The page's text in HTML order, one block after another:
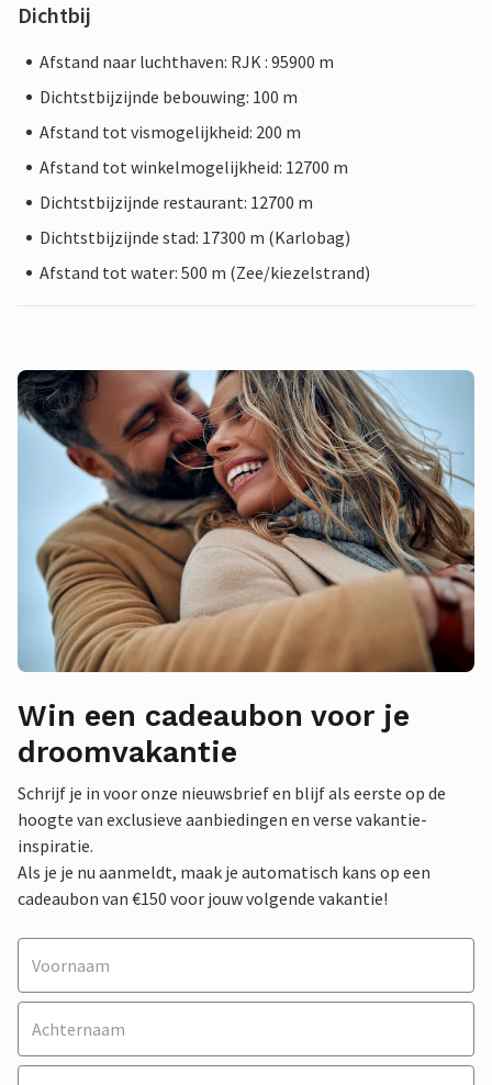
Dichtbij
Afstand naar luchthaven: RJK : 95900 m
Dichtstbijzijnde bebouwing: 100 m
Afstand tot vismogelijkheid: 200 m
Afstand tot winkelmogelijkheid: 12700 m
Dichtstbijzijnde restaurant: 12700 m
Dichtstbijzijnde stad: 17300 m (Karlobag)
Afstand tot water: 500 m (Zee/kiezelstrand)
Win een cadeaubon voor je
droomvakantie
Schrijf je in voor onze nieuwsbrief en blijf als eerste op de
hoogte van exclusieve aanbiedingen en verse vakantie-
inspiratie.
Als je je nu aanmeldt, maak je automatisch kans op een
cadeaubon van €150 voor jouw volgende vakantie!